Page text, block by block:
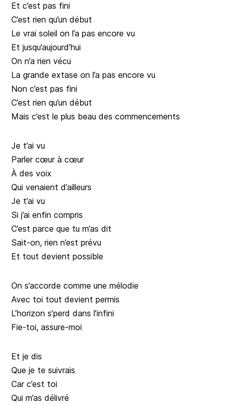
Et c’est pas fini
C’est rien qu’un début
Le vrai soleil on l’a pas encore vu
Et jusqu’aujourd’hui
On n’a rien vécu
La grande extase on l’a pas encore vu
Non c’est pas fini
C’est rien qu’un début
Mais c’est le plus beau des commencements
Je t’ai vu
Parler cœur à cœur
À des voix
Qui venaient d’ailleurs
Je t’ai vu
Si j’ai enfin compris
C’est parce que tu m’as dit
Sait-on, rien n’est prévu
Et tout devient possible
On s’accorde comme une mélodie
Avec toi tout devient permis
L’horizon s’perd dans l’infini
Fie-toi, assure-moi
Et je dis
Que je te suivrais
Car c’est toi
Qui m’as délivré